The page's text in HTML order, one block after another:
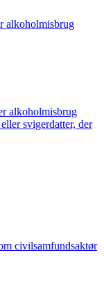
alkoholmisbrug
alkoholmisbrug
svigerdatter, der
civilsamfundsaktør